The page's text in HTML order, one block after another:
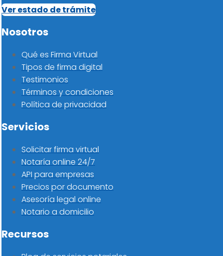
Ver estado de trámite
Nosotros
Qué es Firma Virtual
Tipos de firma digital
Testimonios
Términos y condiciones
Política de privacidad
Servicios
Solicitar firma virtual
Notaría online 24/7
API para empresas
Precios por documento
Asesoría legal online
Notario a domicilio
Recursos